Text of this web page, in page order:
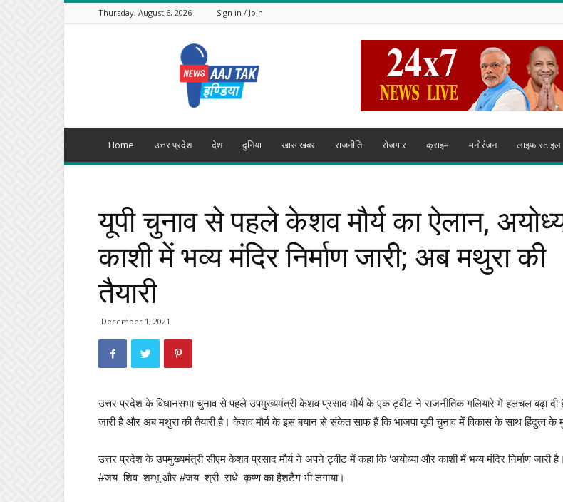
Thursday, August 6, 2026 Sign in / Join
India
Home उत्तर प्रदेश देश दुनिया खास खबर राजनीति रोजगार क्राइम मनोरंजन लाइफ स्टाइल
यूपी चुनाव से पहले केशव मौर्य का ऐलान,
काशी में भव्य मंदिर निर्माण जारी; अब मथुरा की
तैयारी
December 1, 2021
उत्तर प्रदेश के विधानसभा चुनाव से पहले उपमुख्यमंत्री केशव प्रसाद मौर्य के एक ट्वीट ने राजनीतिक गलियारे में हलचल बढ़ा दी
जारी है और अब मथुरा की तैयारी है। केशव मौर्य के इस बयान से संकेत साफ हैं कि भाजपा यूपी चुनाव में विकास के साथ हिंदुत्व के
उत्तर प्रदेश के उपमुख्यमंत्री सीएम केशव प्रसाद मौर्य ने अपने ट्वीट में कहा कि ‘अयोध्या और काशी में भव्य मंदिर निर्माण जारी
#जय_शिव_शम्भू और #जय_श्री_राधे_कृष्ण का हैशटैग भी लगाया।